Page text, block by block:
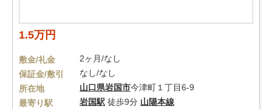
1.5万円
敷金/礼金
2ヶ月/なし
保証金/敷引
なし/なし
所在地
山口県岩国市今津町１丁目6-9
最寄り駅
岩国駅 徒歩9分 山陽本線